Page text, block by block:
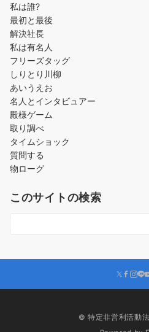
私は誰?
最初と最後
解決社長
私は有名人
フリーズタッグ
しりとり川柳
あいうえお
名人とインタビュアー
殿様ゲーム
取り調べ
タイムショック
質問する
物ローグ
このサイトの検索
© 特定非営利活動